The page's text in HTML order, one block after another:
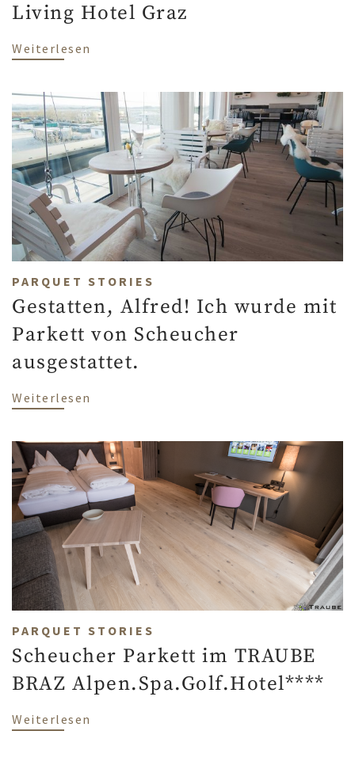
Living Hotel Graz
Weiterlesen
PARQUET STORIES
Gestatten, Alfred! Ich wurde mit
Parkett von Scheucher
ausgestattet.
Weiterlesen
PARQUET STORIES
Scheucher Parkett im TRAUBE
BRAZ Alpen.Spa.Golf.Hotel****
Weiterlesen